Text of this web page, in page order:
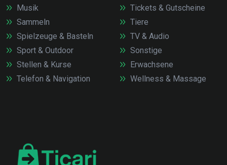
Musik
Sammeln
Spielzeuge & Basteln
Sport & Outdoor
Stellen & Kurse
Telefon & Navigation
Tickets & Gutscheine
Tiere
TV & Audio
Sonstige
Erwachsene
Wellness & Massage